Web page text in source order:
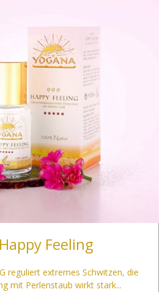
Feeling
reguliert extremes Schwitzen, die
mit Perlenstaub wirkt stark...